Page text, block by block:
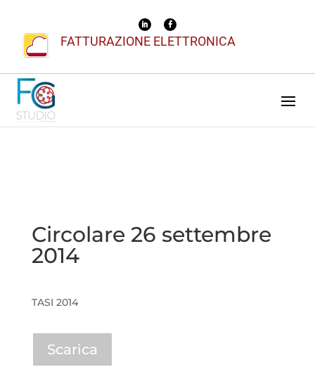
FATTURAZIONE ELETTRONICA
Circolare 26 settembre
2014
TASI 2014
Scarica